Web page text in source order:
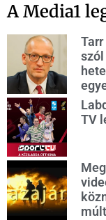
A Media1
TV